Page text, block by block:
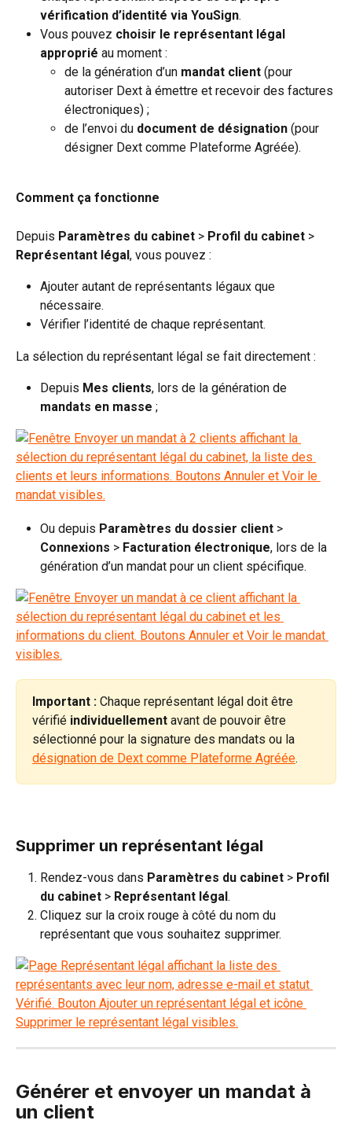
vérification d’identité via YouSign.
Vous pouvez choisir le représentant légal
approprié au moment :
de la génération d’un mandat client (pour
autoriser Dext à émettre et recevoir des factures
électroniques) ;
de l’envoi du document de désignation (pour
désigner Dext comme Plateforme Agréée).
Comment ça fonctionne
Depuis Paramètres du cabinet > Profil du cabinet >
Représentant légal , vous pouvez :
Ajouter autant de représentants légaux que
nécessaire.
Vérifier l’identité de chaque représentant.
La sélection du représentant légal se fait directement :
Depuis Mes clients, lors de la génération de
mandats en masse ;
Ou depuis Paramètres du dossier client >
Connexions > Facturation électronique, lors de la
génération d’un mandat pour un client spécifique.
Important : Chaque représentant légal doit être
vérifié individuellement avant de pouvoir être
sélectionné pour la signature des mandats ou la
désignation de Dext comme Plateforme Agréée.
Supprimer un représentant légal
Rendez-vous dans Paramètres du cabinet > Profil
du cabinet > Représentant légal.
Cliquez sur la croix rouge à côté du nom du
représentant que vous souhaitez supprimer.
Générer et envoyer un mandat à
un client